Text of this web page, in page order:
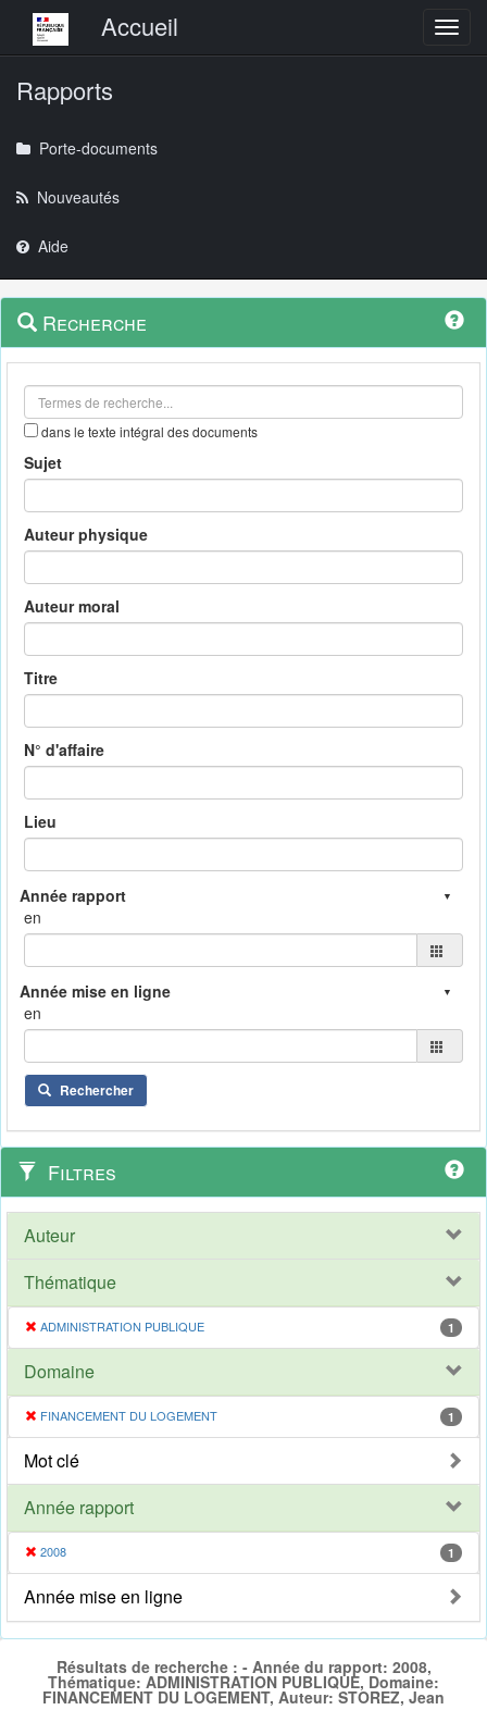
Menu principalAccueil
Rapports
Porte-documents
Nouveautés
Aide
Navigation
outils
Menu
contextuel
Recherche
dans le texte intégral des documents
Sujet
Auteur physique
Auteur moral
Titre
N° d'affaire
Lieu
en
en
Rechercher
Filtres
Auteur
Thématique
ADMINISTRATION PUBLIQUE 1
Domaine
FINANCEMENT DU LOGEMENT 1
Mot clé
Année rapport
2008 1
Année mise en ligne
Résultats de recherche : - Année du rapport: 2008,
Thématique: ADMINISTRATION PUBLIQUE, Domaine:
FINANCEMENT DU LOGEMENT, Auteur: STOREZ, Jean